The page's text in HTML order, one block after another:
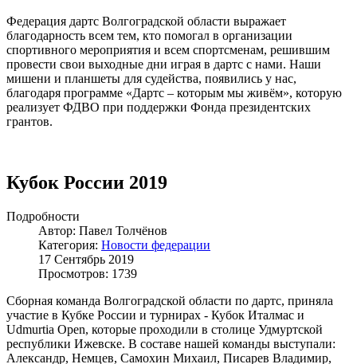
Федерация дартс Волгоградской области выражает
благодарность всем тем, кто помогал в организации
спортивного мероприятия и всем спортсменам, решившим
провести свои выходные дни играя в дартс с нами. Наши
мишени и планшеты для судейства, появились у нас,
благодаря программе «Дартс – которым мы живём», которую
реализует ФДВО при поддержки Фонда президентских
грантов.
Кубок России 2019
Подробности
Автор: Павел Толчёнов
Категория: Новости федерации
17 Сентябрь 2019
Просмотров: 1739
Сборная команда Волгоградской области по дартс, приняла
участие в Кубке России и турнирах - Кубок Италмас и
Udmurtia Open, которые проходили в столице Удмуртской
республики Ижевске. В составе нашей команды выступали:
Александр, Немцев, Самохин Михаил, Писарев Владимир,